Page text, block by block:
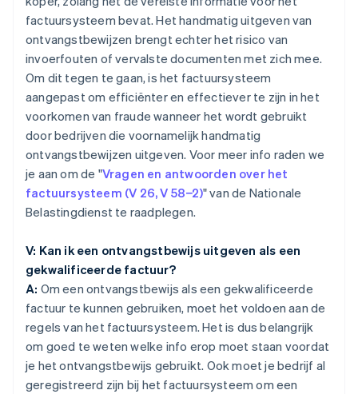
factuursysteem bevat. Het handmatig uitgeven van
ontvangstbewijzen brengt echter het risico van
invoerfouten of vervalste documenten met zich mee.
Om dit tegen te gaan, is het factuursysteem
aangepast om efficiënter en effectiever te zijn in het
voorkomen van fraude wanneer het wordt gebruikt
door bedrijven die voornamelijk handmatig
ontvangstbewijzen uitgeven. Voor meer info raden we
je aan om de "Vragen en antwoorden over het
factuursysteem (V 26, V 58−2)" van de Nationale
Belastingdienst te raadplegen.
V: Kan ik een ontvangstbewijs uitgeven als een
gekwalificeerde factuur?
A: Om een ontvangstbewijs als een gekwalificeerde
factuur te kunnen gebruiken, moet het voldoen aan de
regels van het factuursysteem. Het is dus belangrijk
om goed te weten welke info erop moet staan voordat
je het ontvangstbewijs gebruikt. Ook moet je bedrijf al
geregistreerd zijn bij het factuursysteem om een